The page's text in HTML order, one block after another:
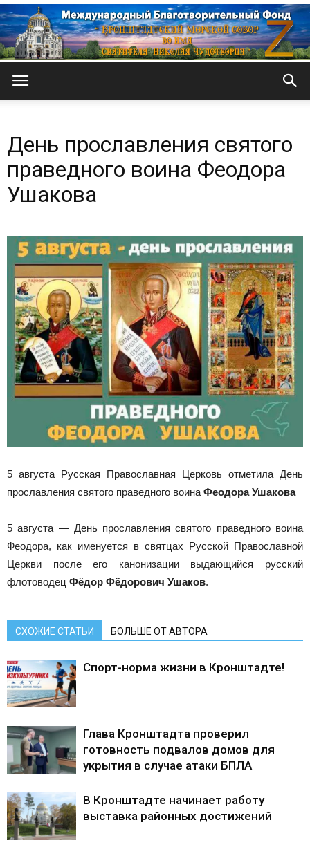
Морской
День прославления святого
праведного воина Феодора
Ушакова
5 августа Русская Православная Церковь отметила День
прославления святого праведного воина Феодора Ушакова
5 августа — День прославления святого праведного воина
Феодора, как именуется в святцах Русской Православной
Церкви после его канонизации выдающийся русский
флотоводец Фёдор Фёдорович Ушаков.
СХОЖИЕ СТАТЬИ БОЛЬШЕ ОТ АВТОРА
Спорт-норма жизни в Кронштадте!
Глава Кронштадта проверил
готовность подвалов домов для
укрытия в случае атаки БПЛА
В Кронштадте начинает работу
выставка районных достижений